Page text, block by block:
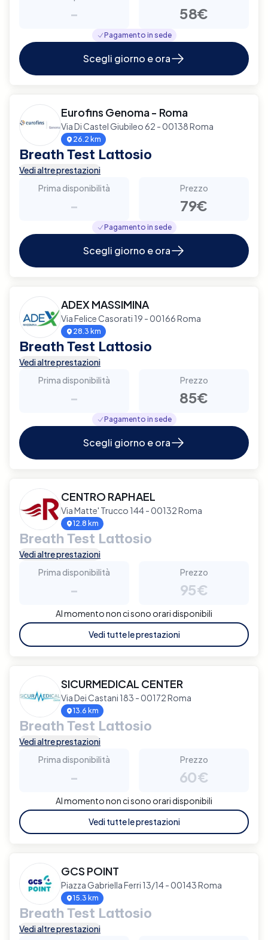
- 58€
Pagamento in sede
Scegli giorno e ora
Eurofins Genoma - Roma
Via Di Castel Giubileo 62 - 00138 Roma
26.2 km
Breath Test Lattosio
Vedi altre prestazioni
Prima disponibilità
-
Prezzo
79€
Pagamento in sede
Scegli giorno e ora
ADEX MASSIMINA
Via Felice Casorati 19 - 00166 Roma
28.3 km
Breath Test Lattosio
Vedi altre prestazioni
Prima disponibilità
-
Prezzo
85€
Pagamento in sede
Scegli giorno e ora
CENTRO RAPHAEL
Via Matte' Trucco 144 - 00132 Roma
12.8 km
Breath Test Lattosio
Vedi altre prestazioni
Prima disponibilità
-
Prezzo
95€
Al momento non ci sono orari disponibili
Vedi tutte le prestazioni
SICURMEDICAL CENTER
Via Dei Castani 183 - 00172 Roma
13.6 km
Breath Test Lattosio
Vedi altre prestazioni
Prima disponibilità
-
Prezzo
60€
Al momento non ci sono orari disponibili
Vedi tutte le prestazioni
GCS POINT
Piazza Gabriella Ferri 13/14 - 00143 Roma
15.3 km
Breath Test Lattosio
Vedi altre prestazioni